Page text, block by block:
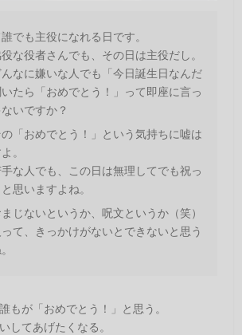
でも主役になれる日です。
な役者さんでも、その日は主役だし。
なに嫌いな人でも「今日誕生日なんだ
たら「おめでとう！」って即座に言っ
いですか？
「おめでとう！」という気持ちに嘘は
。
な人でも、この日は無理してでも祝っ
思いますよね。
じないというか、呪文というか（笑）
て、きっかけがないとできないと思う
もが「おめでとう！」と思う。
してあげたくなる。